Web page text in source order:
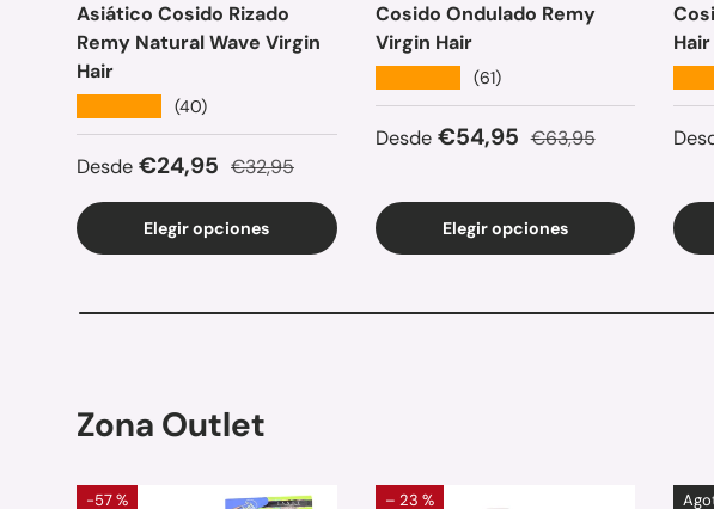
Asiático Cosido Rizado
Remy Natural Wave Virgin
Hair
(40)
Precio de venta
Desde €24,95 Precio normal
€32,95
Elegir opciones
Cosido Ondulado Remy
Virgin Hair
(61)
Precio de venta
Desde €54,95 Precio normal
€63,95
Elegir opciones
Hair
Zona Outlet
-57 % – 23 %